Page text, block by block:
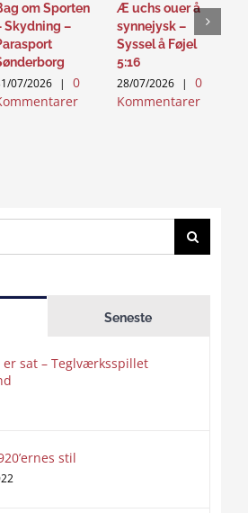
om Sporten
Skydning –
07/2026 |
0
Æ uchs ouer å
synnejysk –
Syssel å Føjel
5:16
28/07/2026 |
0
Kommentarer
Seneste
er sat – Teglværksspillet
stil